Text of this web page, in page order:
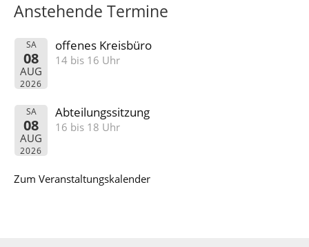
Anstehende Termine
SA
08
AUG
2026
offenes Kreisbüro
14 bis 16 Uhr
SA
08
AUG
2026
Abteilungssitzung
16 bis 18 Uhr
Zum Veranstaltungskalender